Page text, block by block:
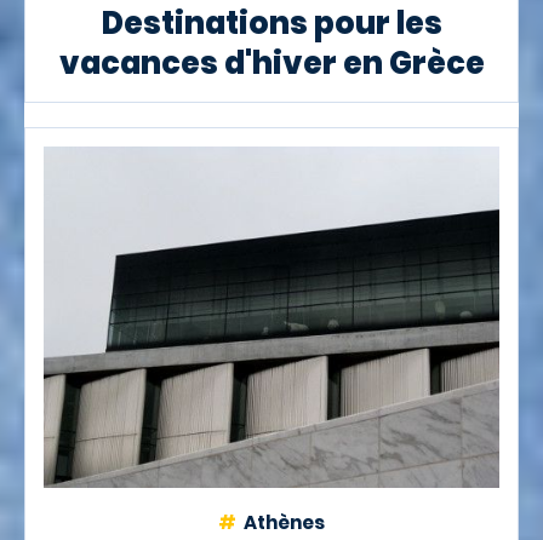
Destinations pour les
vacances d'hiver en Grèce
Athènes